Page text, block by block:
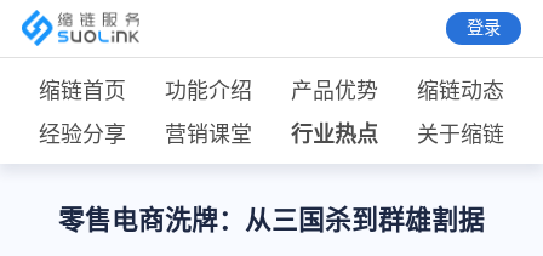
登录
缩链首页 功能介绍 产品优势
缩链动态
经验分享
营销课堂 行业热点 关于缩链
零售电商洗牌：从三国杀到群雄割据